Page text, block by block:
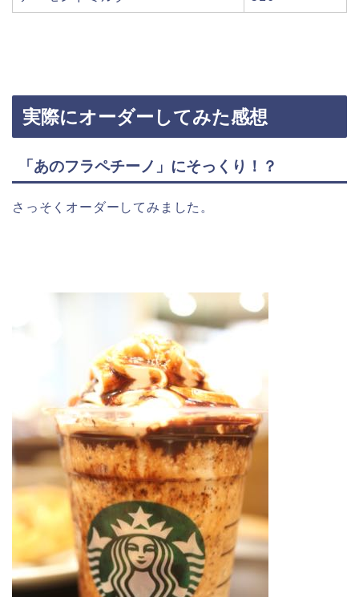
実際にオーダーしてみた感想
「あのフラペチーノ」にそっくり！？
さっそくオーダーしてみました。